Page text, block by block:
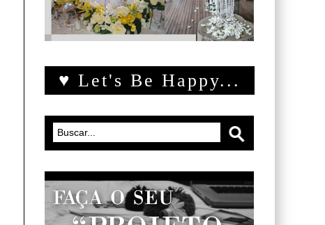
♥ Let's Be Happy...